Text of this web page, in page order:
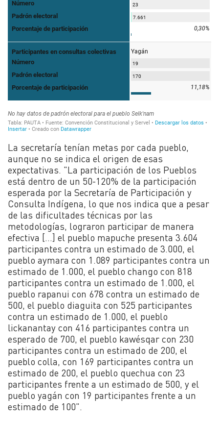
La secretaría tenían metas por cada pueblo,
aunque no se indica el origen de esas
expectativas. "La participación de los Pueblos
está dentro de un 50-120% de la participación
esperada por la Secretaría de Participación y
Consulta Indígena, lo que nos indica que a pesar
de las dificultades técnicas por las
metodologías, lograron participar de manera
efectiva [...] el pueblo mapuche presenta 3.604
participantes contra un estimado de 3.000, el
pueblo aymara con 1.089 participantes contra un
estimado de 1.000, el pueblo chango con 818
participantes contra un estimado de 1.000, el
pueblo rapanui con 678 contra un estimado de
500, el pueblo diaguita con 525 participantes
contra un estimado de 1.000, el pueblo
lickanantay con 416 participantes contra un
esperado de 700, el pueblo kawésqar con 230
participantes contra un estimado de 200, el
pueblo colla, con 169 participantes contra un
estimado de 200, el pueblo quechua con 23
participantes frente a un estimado de 500, y el
pueblo yagán con 19 participantes frente a un
estimado de 100".